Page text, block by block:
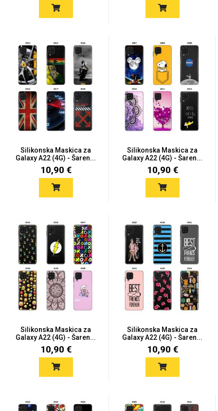
Silikonska Maskica za
Galaxy A22 (4G) - Šaren...
10,90 €
Silikonska Maskica za
Galaxy A22 (4G) - Šaren...
10,90 €
Silikonska Maskica za
Galaxy A22 (4G) - Šaren...
10,90 €
Silikonska Maskica za
Galaxy A22 (4G) - Šaren...
10,90 €